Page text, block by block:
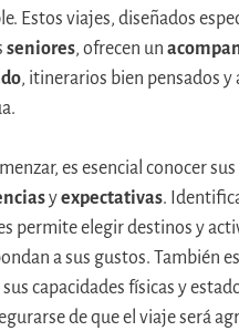
Estos viajes, diseñados
seniores, ofrecen un
, itinerarios bien pensados y
es esencial conocer sus
yexpectativas.
permite elegir destinos y
a sus gustos. También
capacidades físicas y
de que el viaje será